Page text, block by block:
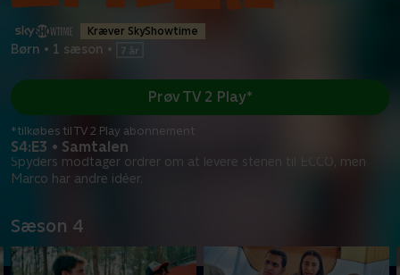
Kræver SkyShowtime
Børn • 1 sæson •
S4:E3 • Samtalen
Spyders modtager ordrer om at levere stenen til ECCO, men
Marco har andre idéer.
Prøv TV 2 Play*
*tilkøbes til TV 2 Play abonnement
Sæson 4